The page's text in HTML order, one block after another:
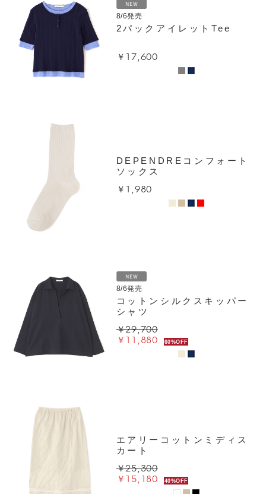
8/6発売
2パックアイレットTee
￥17,600
DEPENDREコンフォート
ソックス
￥1,980
8/6発売
コットンシルクスキッパー
シャツ
￥29,700
￥11,880 60%OFF
エアリーコットンミディス
カート
￥25,300
￥15,180 40%OFF